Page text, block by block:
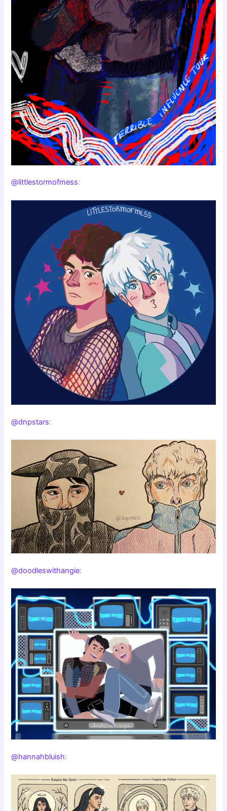
@littlestormofmess:
@dnpstars:
@doodleswithangie:
@hannahbluish: